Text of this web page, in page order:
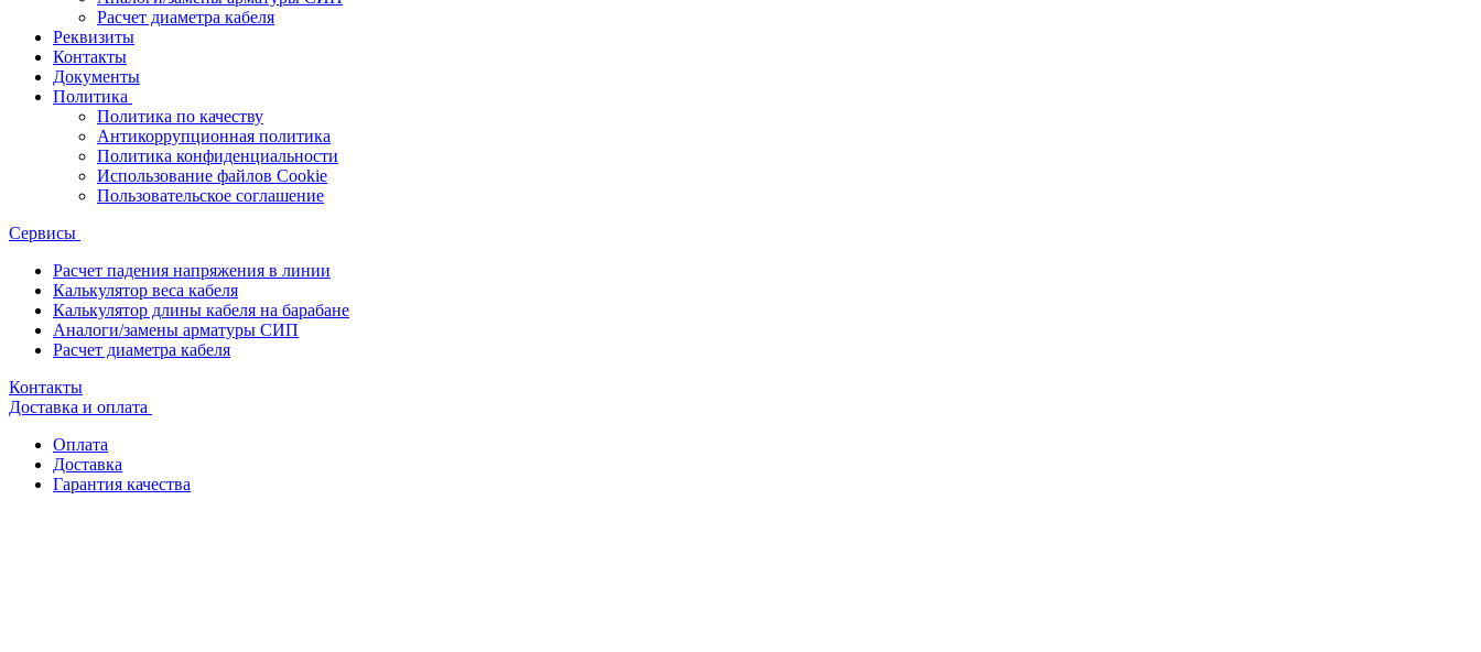
Расчет диаметра кабеля
Реквизиты
Контакты
Документы
Политика
Политика по качеству
Антикоррупционная политика
Политика конфиденциальности
Использование файлов Cookie
Пользовательское соглашение
Сервисы
Расчет падения напряжения в линии
Калькулятор веса кабеля
Калькулятор длины кабеля на барабане
Аналоги/замены арматуры СИП
Расчет диаметра кабеля
Контакты
Доставка и оплата
Оплата
Доставка
Гарантия качества